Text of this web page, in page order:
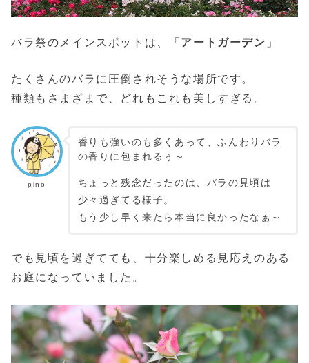
バラ祭のメインスポットは、「 アートガーデン 」
たくさんのバラに圧倒されそうな場所です。
種類もさまざまで、どれもこれも美しすぎる。
pino
香りも強いのも多くあって、ふんわりバラ
の香りに包まれるぅ～
ちょっと残念だったのは、バラの見頃は
少々過ぎてる様子。
もう少し早く来たら本当に良かったなぁ～
でも見頃を過ぎてても、十分楽しめる見応えのある
お庭になっていました。